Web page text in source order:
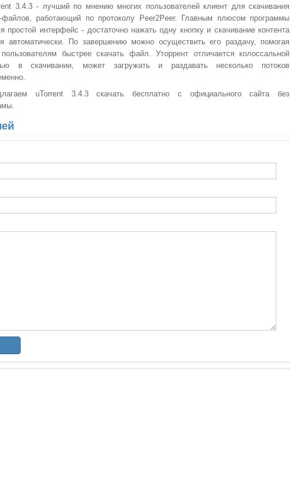
3.4.3 - лучший по мнению многих пользователей клиент для скачивания
файлов, работающий по протоколу Peer2Peer. Главным плюсом программы
простой интерфейс - достаточно нажать одну кнопку и скачивание контента
автоматически. По завершению можно осуществить его раздачу, помогая
быстрее скачать файл. Уторрент отличается колоссальной
в скачивании, может загружать и раздавать несколько потоков
uTorrent 3.4.3 скачать бесплатно с официального сайта без